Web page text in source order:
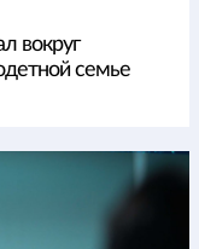
вокруг
семье